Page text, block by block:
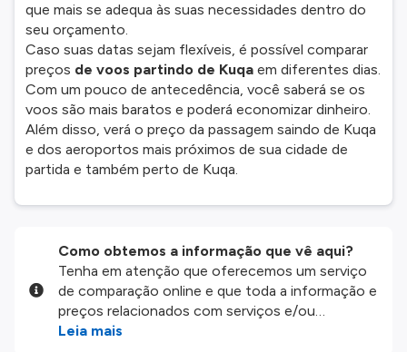
que mais se adequa às suas necessidades dentro do
seu orçamento.
Caso suas datas sejam flexíveis, é possível comparar
preços de voos partindo de Kuqa em diferentes dias.
Com um pouco de antecedência, você saberá se os
voos são mais baratos e poderá economizar dinheiro.
Além disso, verá o preço da passagem saindo de Kuqa
e dos aeroportos mais próximos de sua cidade de
partida e também perto de Kuqa.
Como obtemos a informação que vê aqui?
Tenha em atenção que oferecemos um serviço
de comparação online e que toda a informação e
preços relacionados com serviços e/ou
produtos disponíveis no nosso website são
Leia mais